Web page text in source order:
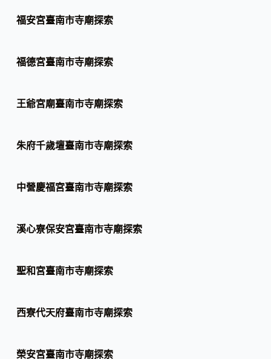
福安宮臺南市寺廟探索
福德宮臺南市寺廟探索
王爺宮廟臺南市寺廟探索
朱府千歲壇臺南市寺廟探索
中營慶福宮臺南市寺廟探索
溪心寮保安宮臺南市寺廟探索
聖和宮臺南市寺廟探索
西寮代天府臺南市寺廟探索
榮安宮臺南市寺廟探索